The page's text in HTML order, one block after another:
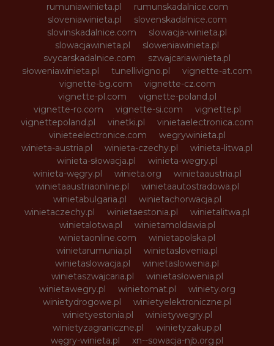
rumuniawinieta.pl
rumunskadalnice.com
sloveniawinieta.pl
slovenskadalnice.com
slovinskadalnice.com
slowacja-winieta.pl
slowacjawinieta.pl
sloweniawinieta.pl
svycarskadalnice.com
szwajcariawinieta.pl
słoweniawinieta.pl
tunellivigno.pl
vignette-at.com
vignette-bg.com
vignette-cz.com
vignette-pl.com
vignette-poland.pl
vignette-ro.com
vignette-si.com
vignette.pl
vignettepoland.pl
vinetki.pl
vinietaelectronica.com
vinieteelectronice.com
wegrywinieta.pl
winieta-austria.pl
winieta-czechy.pl
winieta-litwa.pl
winieta-słowacja.pl
winieta-wegry.pl
winieta-węgry.pl
winieta.org
winietaaustria.pl
winietaaustriaonline.pl
winietaautostradowa.pl
winietabulgaria.pl
winietachorwacja.pl
winietaczechy.pl
winietaestonia.pl
winietalitwa.pl
winietalotwa.pl
winietamoldawia.pl
winietaonline.com
winietapolska.pl
winietarumunia.pl
winietaslovenia.pl
winietaslowacja.pl
winietaslowenia.pl
winietaszwajcaria.pl
winietasłowenia.pl
winietawegry.pl
winietomat.pl
winiety.org
winietydrogowe.pl
winietyelektroniczne.pl
winietyestonia.pl
winietywegry.pl
winietyzagraniczne.pl
winietyzakup.pl
węgry-winieta.pl
xn--sowacja-njb.org.pl